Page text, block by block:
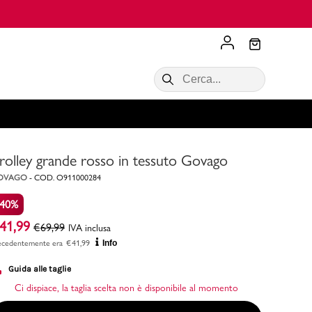
Acquista ora
CIAK
Acquista
Scopri di più
Consigli
grande rosso in tessuto Govago
- COD. O911000284
41,99 €69,99 IVA inclusa
era €41,99 Info
Guida alle taglie
Ci dispiace, la taglia scelta non è disponibile al momento